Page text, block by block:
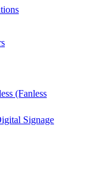
(Fanless
Signage